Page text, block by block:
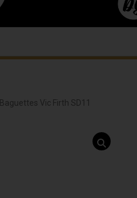
Baguettes Vic Firth SD11